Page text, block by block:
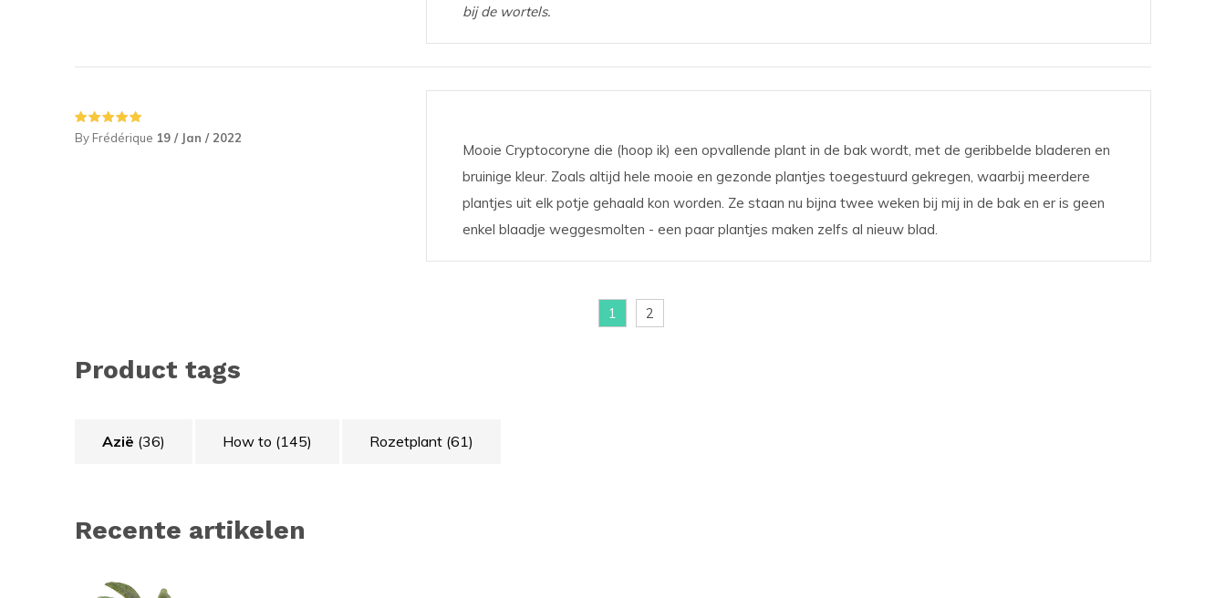
bij de wortels.
By Frédérique 19 / Jan / 2022
Mooie Cryptocoryne die (hoop ik) een opvallende plant in de bak wordt, met de geribbelde bladeren en
bruinige kleur. Zoals altijd hele mooie en gezonde plantjes toegestuurd gekregen, waarbij meerdere
plantjes uit elk potje gehaald kon worden. Ze staan nu bijna twee weken bij mij in de bak en er is geen
enkel blaadje weggesmolten - een paar plantjes maken zelfs al nieuw blad.
1 2
Product tags
Azië (36) How to (145) Rozetplant (61)
Recente artikelen